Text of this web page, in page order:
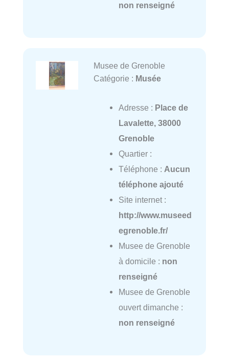
non renseigné
Musee de Grenoble
Catégorie : Musée
Adresse : Place de
Lavalette, 38000
Grenoble
Quartier :
Téléphone : Aucun
téléphone ajouté
Site internet :
http://www.museed
egrenoble.fr/
Musee de Grenoble
à domicile : non
renseigné
Musee de Grenoble
ouvert dimanche :
non renseigné